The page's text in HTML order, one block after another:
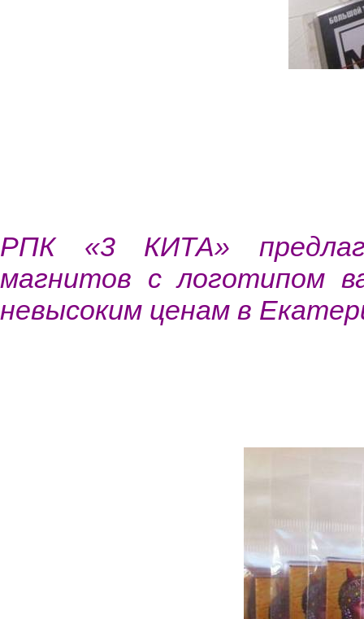
РПК «3 КИТА»
магнитов с логотипом
невысоким ценам в